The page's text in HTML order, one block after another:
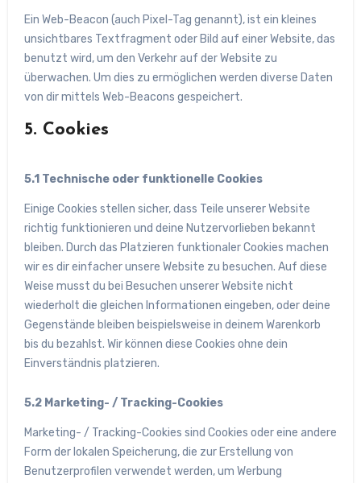
Ein Web-Beacon (auch Pixel-Tag genannt), ist ein kleines
unsichtbares Textfragment oder Bild auf einer Website, das
benutzt wird, um den Verkehr auf der Website zu
überwachen. Um dies zu ermöglichen werden diverse Daten
von dir mittels Web-Beacons gespeichert.
5. Cookies
5.1 Technische oder funktionelle Cookies
Einige Cookies stellen sicher, dass Teile unserer Website
richtig funktionieren und deine Nutzervorlieben bekannt
bleiben. Durch das Platzieren funktionaler Cookies machen
wir es dir einfacher unsere Website zu besuchen. Auf diese
Weise musst du bei Besuchen unserer Website nicht
wiederholt die gleichen Informationen eingeben, oder deine
Gegenstände bleiben beispielsweise in deinem Warenkorb
bis du bezahlst. Wir können diese Cookies ohne dein
Einverständnis platzieren.
5.2 Marketing- / Tracking-Cookies
Marketing- / Tracking-Cookies sind Cookies oder eine andere
Form der lokalen Speicherung, die zur Erstellung von
Benutzerprofilen verwendet werden, um Werbung